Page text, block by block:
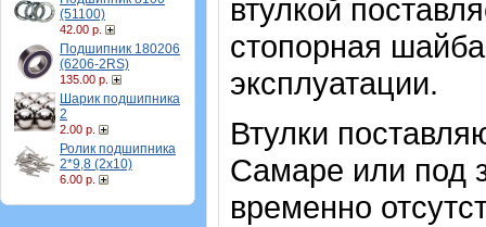
(51100)
42.00 р.
Подшипник 180206
(6206-2RS)
135.00 р.
Шарик подшипника
2
2.00 р.
Ролик подшипника
2*9,8 (2х10)
6.00 р.
втулкой
стопорная
эксплуатации.
Втулки
Самаре или под
временно